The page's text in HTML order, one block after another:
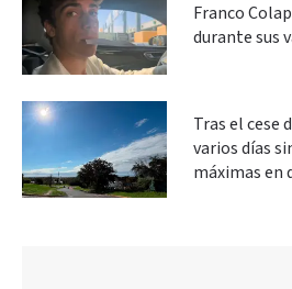
Franco
durante sus
Tras el cese
varios días
máximas en